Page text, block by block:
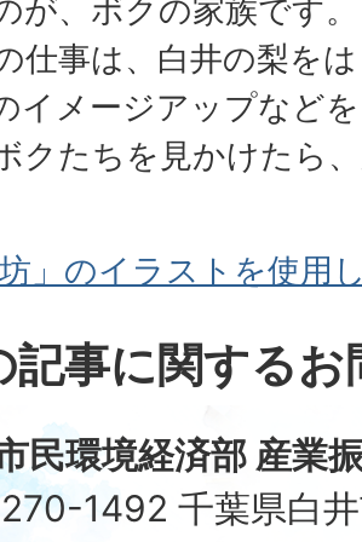
が、ボクの家族です。
仕事は、白井の梨を
イメージアップなど
クたちを見かけたら
坊」のイラストを使用
記事に関する
民環境経済部 産業
1492 千葉県白